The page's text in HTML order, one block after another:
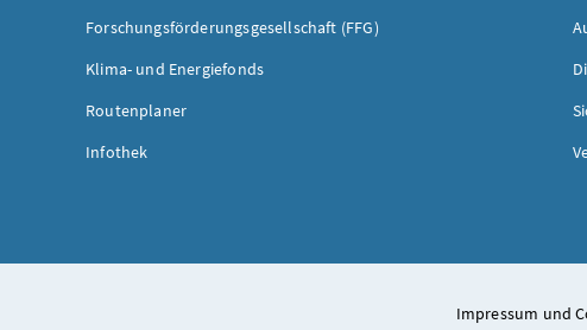
Forschungsförderungsgesellschaft (FFG)
Klima- und Energiefonds
Routenplaner
Infothek
Impressum und